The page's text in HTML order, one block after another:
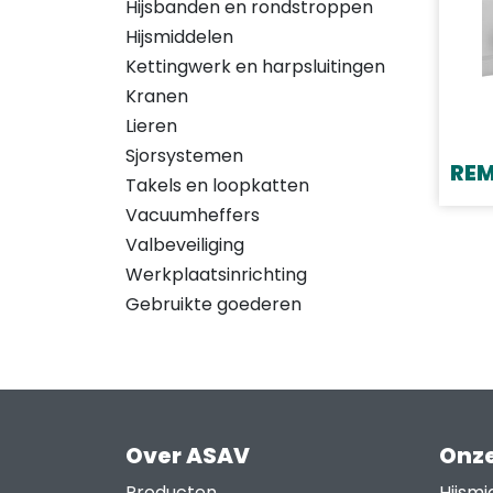
Hijsbanden en rondstroppen
Hijsmiddelen
Kettingwerk en harpsluitingen
Kranen
Lieren
Sjorsystemen
Takels en loopkatten
Vacuumheffers
Valbeveiliging
Werkplaatsinrichting
Gebruikte goederen
optie
Over ASAV